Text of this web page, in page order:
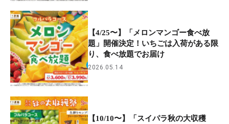
【4/25〜】「メロンマンゴー食べ放
題」開催決定！いちごは入荷がある限
り、食べ放題でお届け
2026.05.14
【10/10〜】「スイパラ秋の大収穫